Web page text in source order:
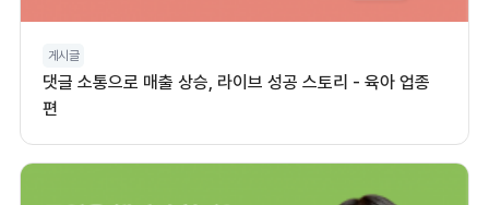
게시글
댓글 소통으로 매출 상승, 라이브 성공 스토리 - 육아 업종
편